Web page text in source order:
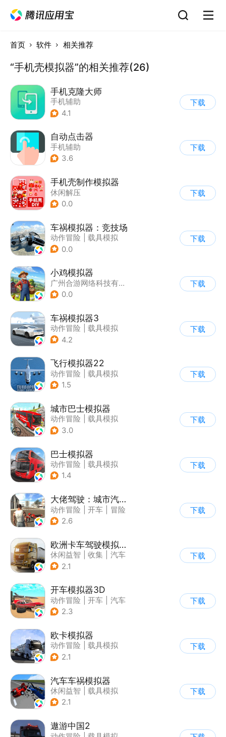
首页 软件 相关推荐
“手机壳模拟器”的相关推荐(26)
手机克隆大师
手机辅助
4.1
下载
自动点击器
手机辅助
3.6
下载
手机壳制作模拟器
休闲解压
0.0
下载
车祸模拟器：竞技场
动作冒险
载具模拟
| 汽车
0.0
下载
小鸡模拟器
广州合游网络科技有限公司
0.0
下载
车祸模拟器3
动作冒险
载具模拟
| 汽车
4.2
下载
飞行模拟器22
动作冒险
载具模拟
| 飞机
1.5
下载
城市巴士模拟器
动作冒险
载具模拟
| 写实
3.0
下载
巴士模拟器
动作冒险
载具模拟
| 写实
1.4
下载
大佬驾驶：城市汽车模拟器
动作冒险 开车
冒险
| 写实
2.6
下载
欧洲卡车驾驶模拟器3
休闲益智 收集
汽车
| 写实
2.1
下载
开车模拟器3D
动作冒险 开车
汽车
| 卡通
2.3
下载
欧卡模拟器
动作冒险
载具模拟
| 写实
2.1
下载
汽车车祸模拟器
休闲益智
载具模拟
| 汽车
2.1
下载
遨游中国2